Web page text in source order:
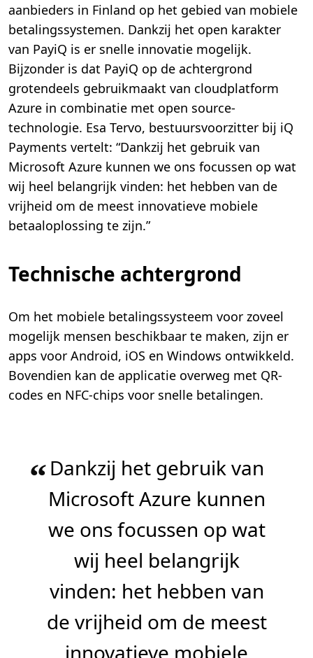
aanbieders in Finland op het gebied van mobiele
betalingssystemen. Dankzij het open karakter
van PayiQ is er snelle innovatie mogelijk.
Bijzonder is dat PayiQ op de achtergrond
grotendeels gebruikmaakt van cloudplatform
Azure in combinatie met open source-
technologie. Esa Tervo, bestuursvoorzitter bij iQ
Payments vertelt: “Dankzij het gebruik van
Microsoft Azure kunnen we ons focussen op wat
wij heel belangrijk vinden: het hebben van de
vrijheid om de meest innovatieve mobiele
betaaloplossing te zijn.”
Technische achtergrond
Om het mobiele betalingssysteem voor zoveel
mogelijk mensen beschikbaar te maken, zijn er
apps voor Android, iOS en Windows ontwikkeld.
Bovendien kan de applicatie overweg met QR-
codes en NFC-chips voor snelle betalingen.
“Dankzij het gebruik van
Microsoft Azure kunnen
we ons focussen op wat
wij heel belangrijk
vinden: het hebben van
de vrijheid om de meest
innovatieve mobiele